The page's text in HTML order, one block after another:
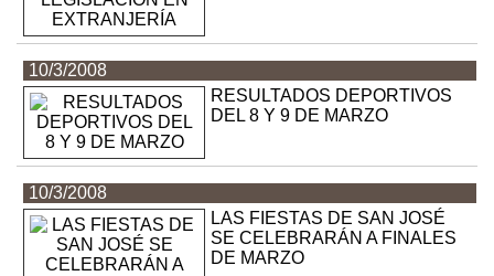
10/3/2008
RESULTADOS DEPORTIVOS
DEL 8 Y 9 DE MARZO
10/3/2008
LAS FIESTAS DE SAN JOSÉ
SE CELEBRARÁN A FINALES
DE MARZO